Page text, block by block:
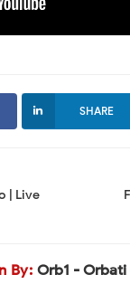
SHARE
| Live
By: Orb1 - Orbati